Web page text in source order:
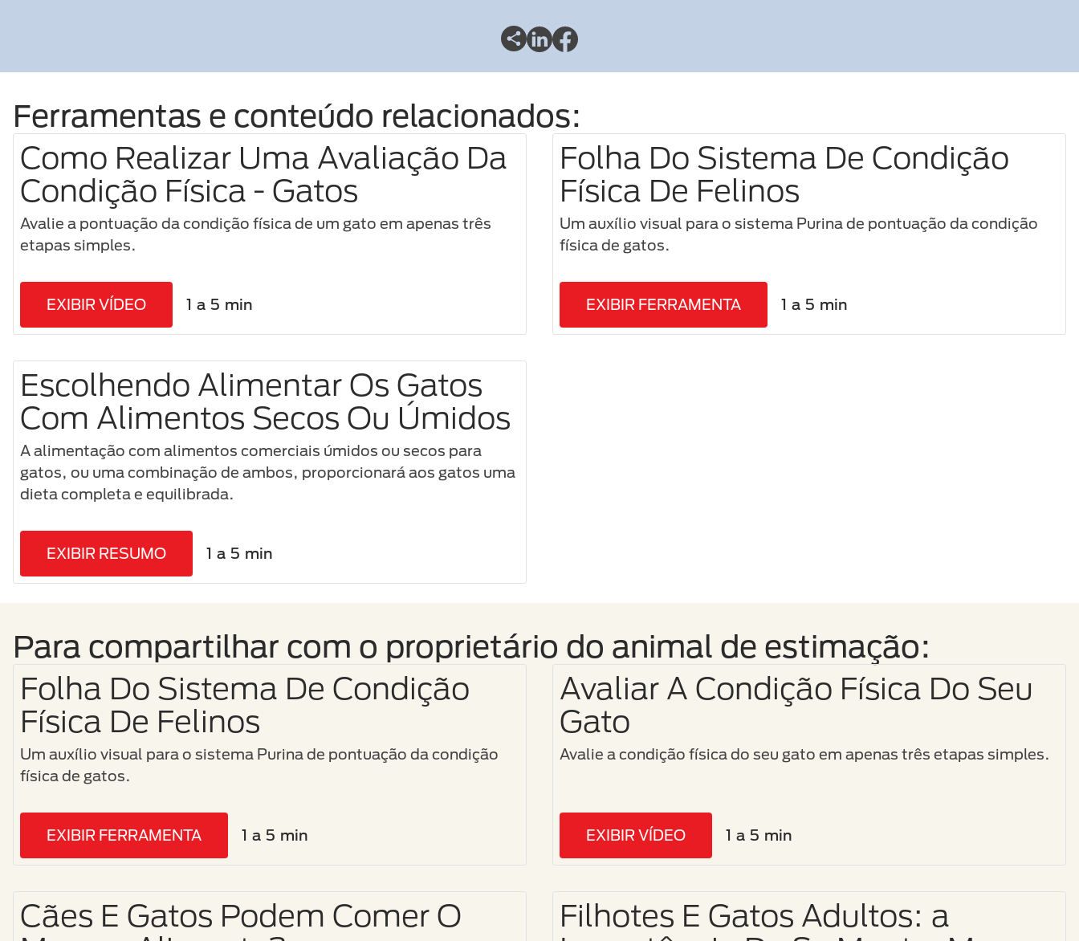
Ferramentas e conteúdo relacionados:
Como Realizar Uma Avaliação Da
Condição Física - Gatos
Avalie a pontuação da condição física de um gato em apenas três
etapas simples.
EXIBIR VÍDEO 1 a 5 min
Folha Do Sistema De Condição
Física De Felinos
Um auxílio visual para o sistema Purina de pontuação da condição
física de gatos.
EXIBIR FERRAMENTA 1 a 5 min
Escolhendo Alimentar Os Gatos
Com Alimentos Secos Ou Úmidos
A alimentação com alimentos comerciais úmidos ou secos para
gatos, ou uma combinação de ambos, proporcionará aos gatos uma
dieta completa e equilibrada.
EXIBIR RESUMO 1 a 5 min
Para compartilhar com o proprietário do animal de estimação:
Folha Do Sistema De Condição
Física De Felinos
Um auxílio visual para o sistema Purina de pontuação da condição
física de gatos.
EXIBIR FERRAMENTA 1 a 5 min
Avaliar A Condição Física Do Seu
Gato
Avalie a condição física do seu gato em apenas três etapas simples.
EXIBIR VÍDEO 1 a 5 min
Cães E Gatos Podem Comer O
Filhotes E Gatos Adultos: a